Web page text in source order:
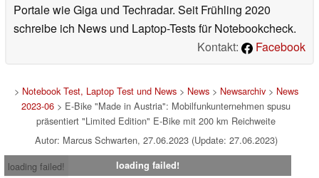
Portale wie Giga und Techradar. Seit Frühling 2020
schreibe ich News und Laptop-Tests für Notebookcheck.
Kontakt:
Facebook
> Notebook Test, Laptop Test und News> News> Newsarchiv> News
2023-06 > E-Bike "Made in Austria": Mobilfunkunternehmen spusu
präsentiert "Limited Edition" E-Bike mit 200 km Reichweite
Autor: Marcus Schwarten, 27.06.2023 (Update: 27.06.2023)
loading failed!
loading failed!